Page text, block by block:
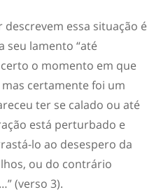
essa situação é
seu lamento “até
certo o momento em que
mas certamente foi um
ter se calado ou até
está perturbado e
lo ao desespero da
ou do contrário
(verso 3).